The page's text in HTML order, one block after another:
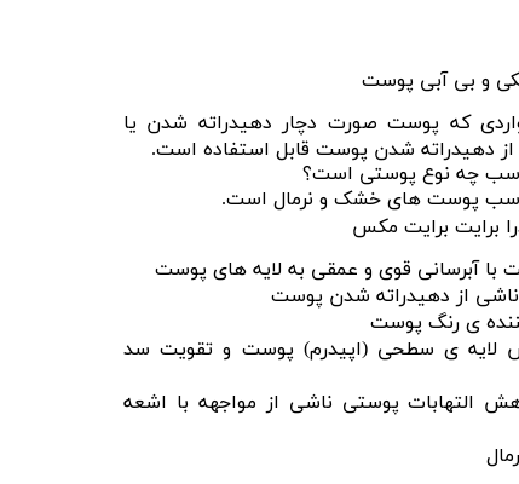
و بی آبی پوست
که پوست صورت دچار دهیدراته شدن یا
دهیدراته شدن پوست قابل استفاده است.
چه نوع پوستی است؟
پوست های خشک و نرمال است.
برایت برایت مکس
با آبرسانی قوی و عمقی به لایه های پوست
از دهیدراته شدن پوست
ی رنگ پوست
لایه ی سطحی (اپیدرم) پوست و تقویت سد
التهابات پوستی ناشی از مواجهه با اشعه